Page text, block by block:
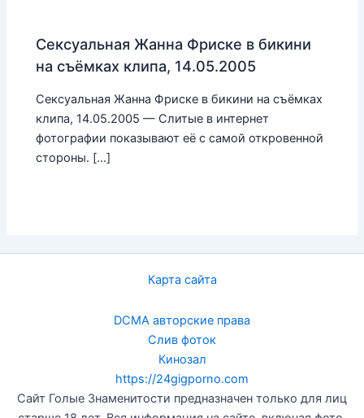
Сексуальная Жанна Фриске в бикини
на съёмках клипа, 14.05.2005
Сексуальная Жанна Фриске в бикини на съёмках
клипа, 14.05.2005 — Слитые в интернет
фотографии показывают её с самой откровенной
стороны. […]
Карта сайта
DCMA авторские права
Слив фоток
Кинозал
https://24gigporno.com
Сайт Голые Знаменитости предназначен только для лиц